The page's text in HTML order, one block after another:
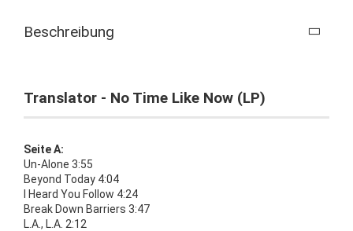
Beschreibung
Translator - No Time Like Now (LP)
Seite A:
Un-Alone 3:55
Beyond Today 4:04
I Heard You Follow 4:24
Break Down Barriers 3:47
L.A., L.A. 2:12